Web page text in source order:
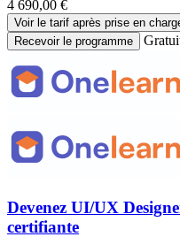
4 690,00 €
Voir le tarif après prise en
Recevoir le programme
Devenez UI/UX
certifiante